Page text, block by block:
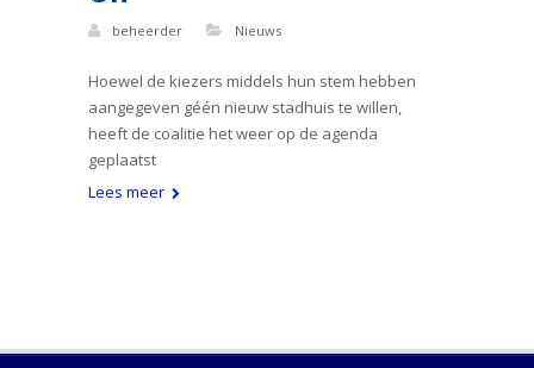
beheerder Nieuws
Hoewel de kiezers middels hun stem hebben
aangegeven géén nieuw stadhuis te willen,
heeft de coalitie het weer op de agenda
geplaatst
Lees meer